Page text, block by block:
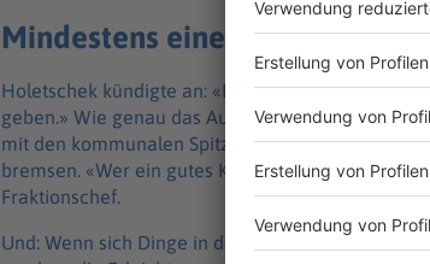
Mindestens eine
Holetschek kündigte an: «In jedem
geben.» Wie genau das Auswahlverfahren
mit den kommunalen Spitzenverbänden reden.
bremsen. «Wer ein gutes Konzept hat, soll auch
Fraktionschef.
Und: Wenn sich Dinge in den Modellregionen